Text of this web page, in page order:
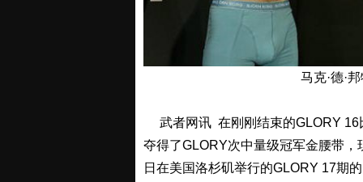
马克·德·
武者网讯 在刚刚结束的GLORY 16
夺得了GLORY次中量级冠军金腰带
日在美国洛杉矶举行的GLORY 17期